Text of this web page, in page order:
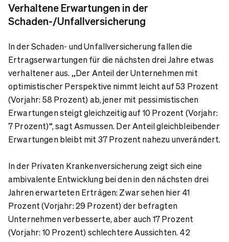
Verhaltene Erwartungen in der
Schaden-/Unfallversicherung
In der Schaden- und Unfallversicherung fallen die
Ertragserwartungen für die nächsten drei Jahre etwas
verhaltener aus. „Der Anteil der Unternehmen mit
optimistischer Perspektive nimmt leicht auf 53 Prozent
(Vorjahr: 58 Prozent) ab, jener mit pessimistischen
Erwartungen steigt gleichzeitig auf 10 Prozent (Vorjahr:
7 Prozent)“, sagt Asmussen. Der Anteil gleichbleibender
Erwartungen bleibt mit 37 Prozent nahezu unverändert.
In der Privaten Krankenversicherung zeigt sich eine
ambivalente Entwicklung bei den in den nächsten drei
Jahren erwarteten Erträgen: Zwar sehen hier 41
Prozent (Vorjahr: 29 Prozent) der befragten
Unternehmen verbesserte, aber auch 17 Prozent
(Vorjahr: 10 Prozent) schlechtere Aussichten. 42